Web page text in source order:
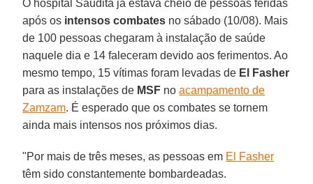
O hospital Saudita já estava cheio de pessoas feridas
após os intensos combates no sábado (10/08). Mais
de 100 pessoas chegaram à instalação de saúde
naquele dia e 14 faleceram devido aos ferimentos. Ao
mesmo tempo, 15 vítimas foram levadas de El Fasher
para as instalações de MSF noacampamento de
Zamzam. É esperado que os combates se tornem
ainda mais intensos nos próximos dias.
"Por mais de três meses, as pessoas em El Fasher
têm sido constantemente bombardeadas.